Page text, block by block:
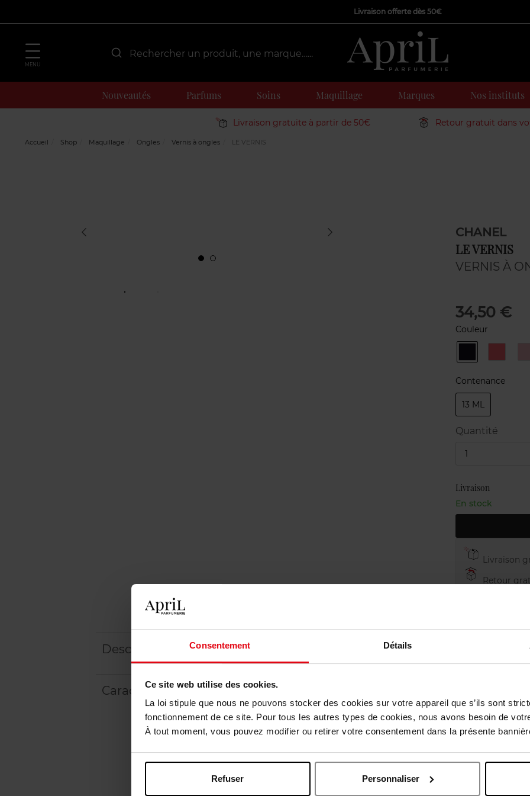
Consentement Détails
Ce site web utilise des cookies.
La loi stipule que nous ne pouvons stocker des cookies sur votre appareil que s’ils sont
fonctionnement de ce site. Pour tous les autres types de cookies, nous avons besoin de
À tout moment, vous pouvez modifier ou retirer votre consentement dans la présente
Refuser Personnaliser
Livraison offerte dès 50€
MENU
Nouveautés Parfums Soins Maquillage Marques Nos instituts
Livraison gratuite à partir de 50€ Retour gratuit dans
Accueil Shop Maquillage Ongles Vernis à ongles LE VERNIS
CHANEL
LE VERNIS
VERNIS À
34,50 €
Couleur
GRIS
Contenance
13 ML
Quantité
1
Livraison
En stock
Livraison
Retour
Description
Caractéristiques